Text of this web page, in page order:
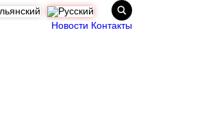
Новости Контакты